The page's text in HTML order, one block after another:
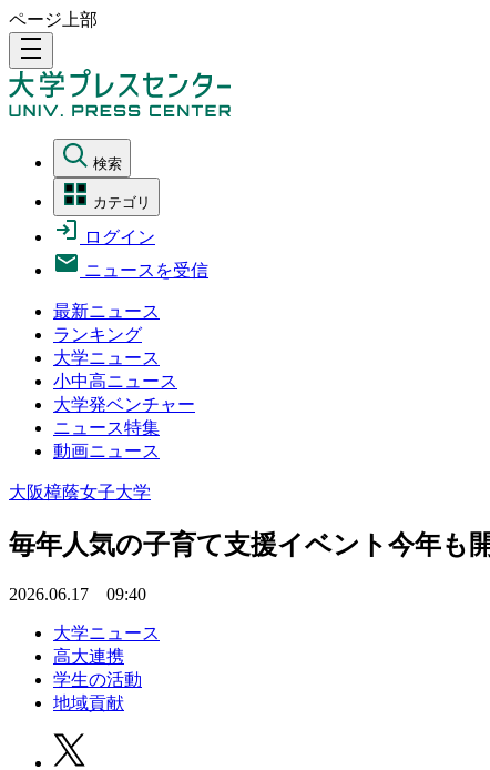
ページ上部
density_medium
検索
カテゴリ
ログイン
ニュースを受信
最新ニュース
ランキング
大学ニュース
小中高ニュース
大学発ベンチャー
ニュース特集
動画ニュース
大阪樟蔭女子大学
毎年人気の子育て支援イベント今年も
2026.06.17 09:40
大学ニュース
高大連携
学生の活動
地域貢献